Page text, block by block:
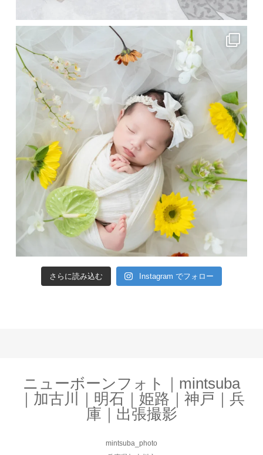
さらに読み込む Instagram でフォロー
ニューボーンフォト｜mintsuba
｜加古川｜明石｜姫路｜神戸｜兵
庫｜出張撮影
mintsuba_photo